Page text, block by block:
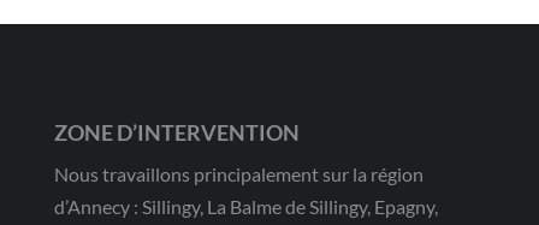
ZONE D’INTERVENTION
Nous travaillons principalement sur la région
d’Annecy : Sillingy, La Balme de Sillingy, Epagny,